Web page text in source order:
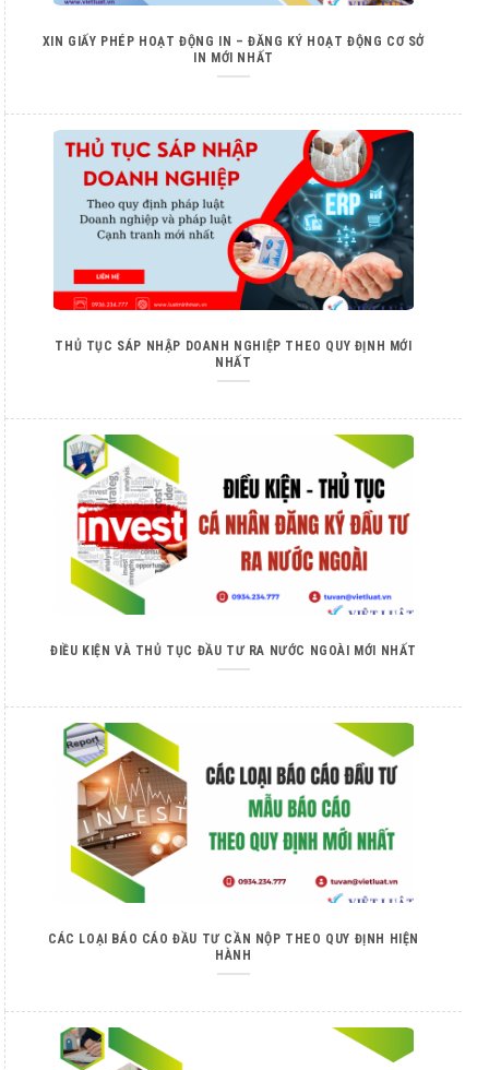
XIN GIẤY PHÉP HOẠT ĐỘNG IN – ĐĂNG KÝ HOẠT ĐỘNG CƠ SỞ
IN MỚI NHẤT
THỦ TỤC SÁP NHẬP DOANH NGHIỆP THEO QUY ĐỊNH MỚI
NHẤT
ĐIỀU KIỆN VÀ THỦ TỤC ĐẦU TƯ RA NƯỚC NGOÀI MỚI NHẤT
CÁC LOẠI BÁO CÁO ĐẦU TƯ CẦN NỘP THEO QUY ĐỊNH HIỆN
HÀNH